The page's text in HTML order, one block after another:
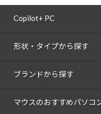
タブレット
ディスプレイ
Windows 11|Copilot+ PC
DAIV
Copilot+ PC
形状・タイプから探す
ブランドから探す
マウスのおすすめパソコ